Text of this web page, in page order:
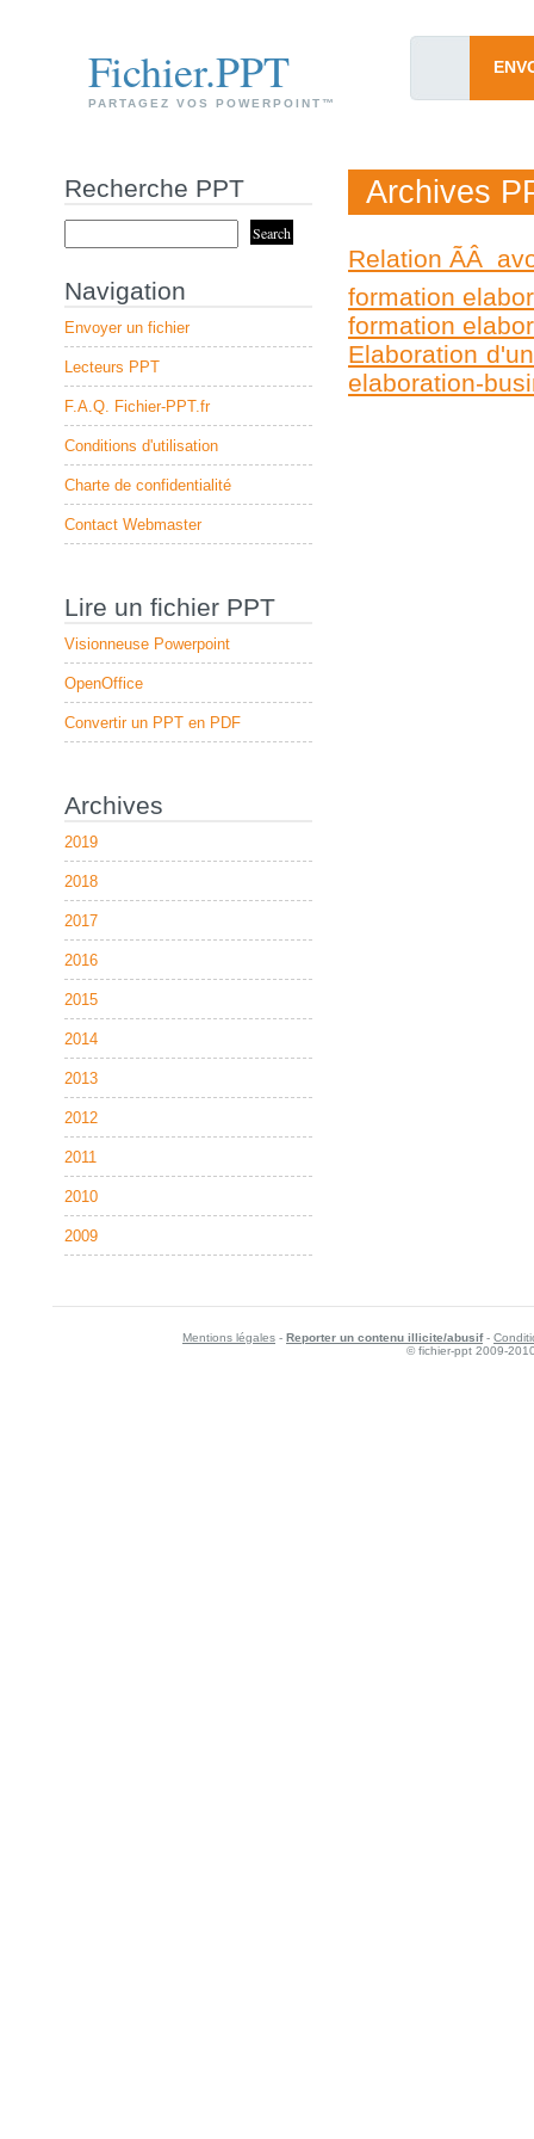
Fichier.PPT
PARTAGEZ VOS POWERPOINT™
Archives
Relation ÃÂ
formation
formation
Elaboration
elaboration-
Recherche PPT
Navigation
Envoyer un fichier
Lecteurs PPT
F.A.Q. Fichier-PPT.fr
Conditions d'utilisation
Charte de confidentialité
Contact Webmaster
Lire un fichier PPT
Visionneuse Powerpoint
OpenOffice
Convertir un PPT en PDF
Archives
2019
2018
2017
2016
2015
2014
2013
2012
2011
2010
2009
Mentions légales - Reporter un contenu illicite/abusif-
© fichier-ppt 2009-